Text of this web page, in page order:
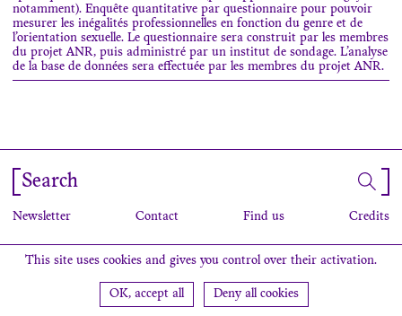
notamment). Enquête quantitative par questionnaire pour pouvoir
mesurer les inégalités professionnelles en fonction du genre et de
l’orientation sexuelle. Le questionnaire sera construit par les membres
du projet ANR, puis administré par un institut de sondage. L’analyse
de la base de données sera effectuée par les membres du projet ANR.
Search
Newsletter Contact Find us Credits
This site uses cookies and gives you control over their activation.
OK, accept all Deny all cookies